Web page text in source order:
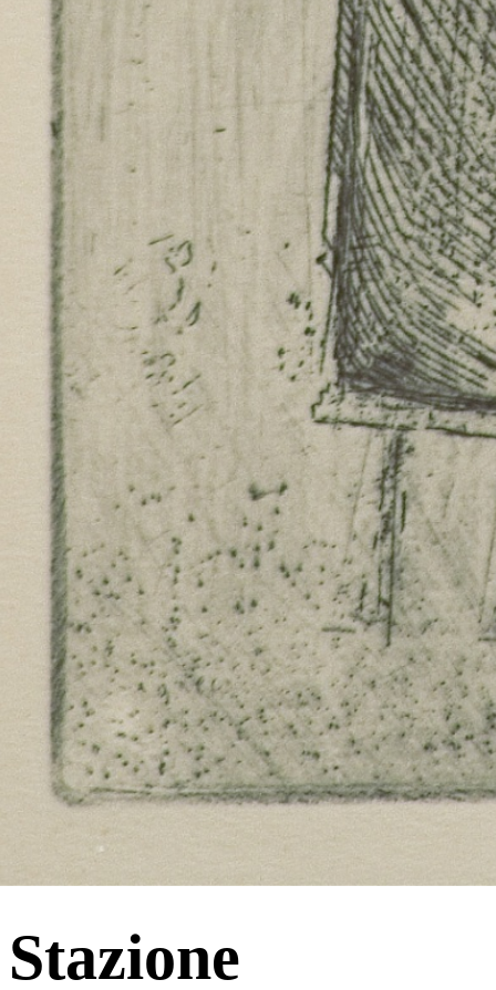
Pianifica la visita
Vivi la mostra dal vivo.
Visita il museo
Ulassai · Sardegna
Stazione